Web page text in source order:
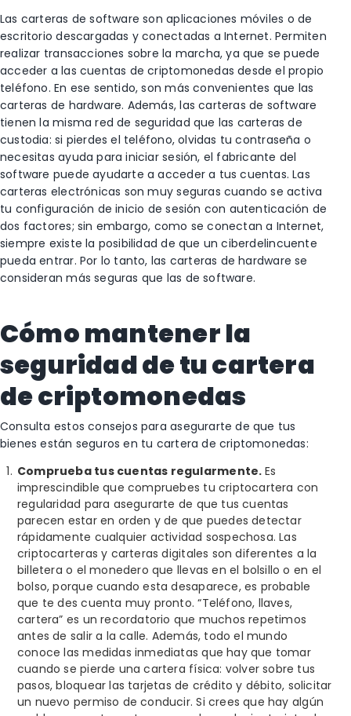
Las carteras de software son aplicaciones móviles o de
escritorio descargadas y conectadas a Internet. Permiten
realizar transacciones sobre la marcha, ya que se puede
acceder a las cuentas de criptomonedas desde el propio
teléfono. En ese sentido, son más convenientes que las
carteras de hardware. Además, las carteras de software
tienen la misma red de seguridad que las carteras de
custodia: si pierdes el teléfono, olvidas tu contraseña o
necesitas ayuda para iniciar sesión, el fabricante del
software puede ayudarte a acceder a tus cuentas. Las
carteras electrónicas son muy seguras cuando se activa
tu configuración de inicio de sesión con autenticación de
dos factores; sin embargo, como se conectan a Internet,
siempre existe la posibilidad de que un ciberdelincuente
pueda entrar. Por lo tanto, las carteras de hardware se
consideran más seguras que las de software.
Cómo mantener la
seguridad de tu cartera
de criptomonedas
Consulta estos consejos para asegurarte de que tus
bienes están seguros en tu cartera de criptomonedas:
Comprueba tus cuentas regularmente. Es
imprescindible que compruebes tu criptocartera con
regularidad para asegurarte de que tus cuentas
parecen estar en orden y de que puedes detectar
rápidamente cualquier actividad sospechosa. Las
criptocarteras y carteras digitales son diferentes a la
billetera o el monedero que llevas en el bolsillo o en el
bolso, porque cuando esta desaparece, es probable
que te des cuenta muy pronto. “Teléfono, llaves,
cartera” es un recordatorio que muchos repetimos
antes de salir a la calle. Además, todo el mundo
conoce las medidas inmediatas que hay que tomar
cuando se pierde una cartera física: volver sobre tus
pasos, bloquear las tarjetas de crédito y débito, solicitar
un nuevo permiso de conducir. Si crees que hay algún